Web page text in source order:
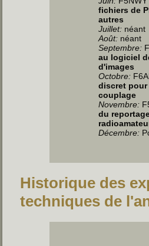
fichiers de
autres
Juillet: néant
Août: néant
Septembre:
au logiciel
d'images
Octobre:
discret
couplage
Novembre:
du
Décembre:
Historique des
techniques de